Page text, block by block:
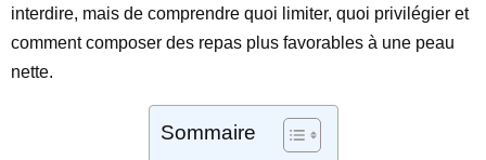
interdire, mais de comprendre quoi limiter, quoi privilégier et
comment composer des repas plus favorables à une peau
nette.
Sommaire